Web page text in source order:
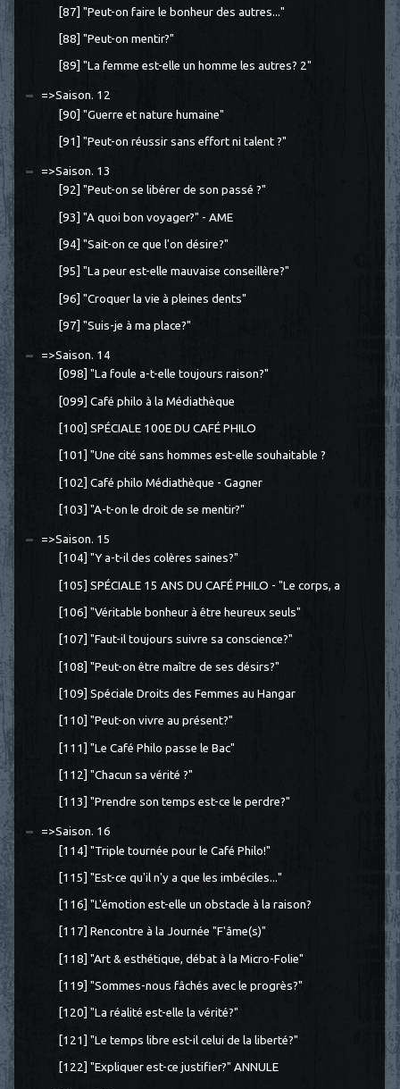
[87] "Peut-on faire le bonheur des autres..."
[88] "Peut-on mentir?"
[89] "La femme est-elle un homme les autres? 2"
=>Saison. 12
[90] "Guerre et nature humaine"
[91] "Peut-on réussir sans effort ni talent ?"
=>Saison. 13
[92] "Peut-on se libérer de son passé ?"
[93] "A quoi bon voyager?" - AME
[94] "Sait-on ce que l'on désire?"
[95] "La peur est-elle mauvaise conseillère?"
[96] "Croquer la vie à pleines dents"
[97] "Suis-je à ma place?"
=>Saison. 14
[098] "La foule a-t-elle toujours raison?"
[099] Café philo à la Médiathèque
[100] SPÉCIALE 100E DU CAFÉ PHILO
[101] "Une cité sans hommes est-elle souhaitable ?
[102] Café philo Médiathèque - Gagner
[103] "A-t-on le droit de se mentir?"
=>Saison. 15
[104] "Y a-t-il des colères saines?"
[105] SPÉCIALE 15 ANS DU CAFÉ PHILO - "Le corps, a
[106] "Véritable bonheur à être heureux seuls"
[107] "Faut-il toujours suivre sa conscience?"
[108] "Peut-on être maître de ses désirs?"
[109] Spéciale Droits des Femmes au Hangar
[110] "Peut-on vivre au présent?"
[111] "Le Café Philo passe le Bac"
[112] "Chacun sa vérité ?"
[113] "Prendre son temps est-ce le perdre?"
=>Saison. 16
[114] "Triple tournée pour le Café Philo!"
[115] "Est-ce qu'il n'y a que les imbéciles..."
[116] "L'émotion est-elle un obstacle à la raison?
[117] Rencontre à la Journée "F'âme(s)"
[118] "Art & esthétique, débat à la Micro-Folie"
[119] "Sommes-nous fâchés avec le progrès?"
[120] "La réalité est-elle la vérité?"
[121] "Le temps libre est-il celui de la liberté?"
[122] "Expliquer est-ce justifier?" ANNULE